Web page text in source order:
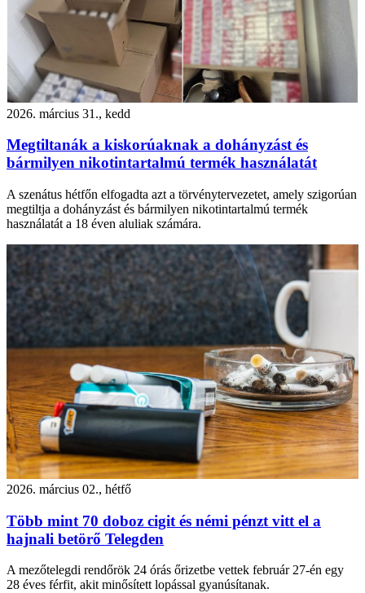
2026. március 31., kedd
Megtiltanák a kiskorúaknak a dohányzást és
bármilyen nikotintartalmú termék használatát
A szenátus hétfőn elfogadta azt a törvénytervezetet, amely szigorúan
megtiltja a dohányzást és bármilyen nikotintartalmú termék
használatát a 18 éven aluliak számára.
2026. március 02., hétfő
Több mint 70 doboz cigit és némi pénzt vitt el a
hajnali betörő Telegden
A mezőtelegdi rendőrök 24 órás őrizetbe vettek február 27-én egy
28 éves férfit, akit minősített lopással gyanúsítanak.